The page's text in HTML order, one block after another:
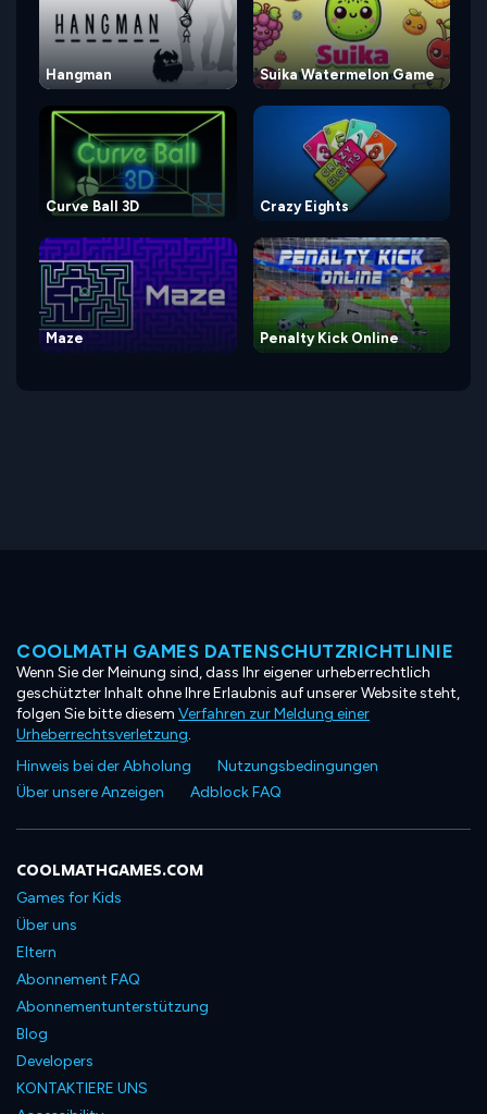
Hangman Suika Watermelon Game
Curve Ball 3D Crazy Eights
Maze Penalty Kick Online
COOLMATH GAMES DATENSCHUTZRICHTLINIE
Wenn Sie der Meinung sind, dass Ihr eigener urheberrechtlich
geschützter Inhalt ohne Ihre Erlaubnis auf unserer Website steht,
folgen Sie bitte diesem Verfahren zur Meldung einer
Urheberrechtsverletzung.
Hinweis bei der Abholung
Nutzungsbedingungen
Über unsere Anzeigen
Adblock FAQ
COOLMATHGAMES.COM
Games for Kids
Über uns
Eltern
Abonnement FAQ
Abonnementunterstützung
Blog
Developers
KONTAKTIERE UNS